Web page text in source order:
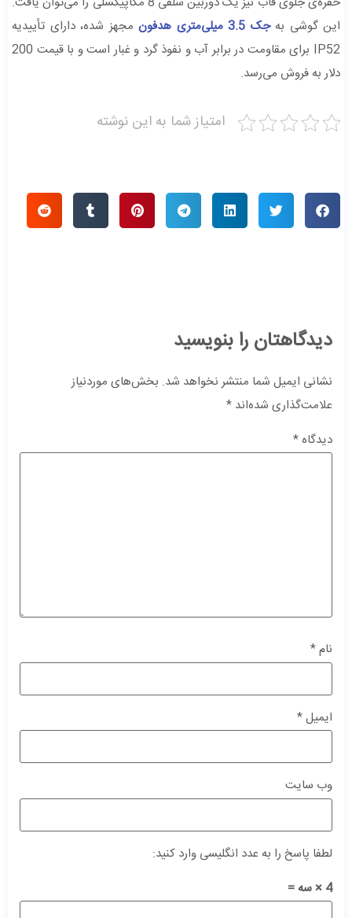
این گوشی بهجک 3.5 میلی‌متری هدفون
مجهز شده، دارای تأییدیه
IP52 برای مقاومت در برابر آب و نفوذ گرد و غبار است و با قیمت 200
دلار به فروش می‌رسد.
امتیاز شما به این نوشته
دیدگاهتان را بنویسید
نشانی ایمیل شما منتشر نخواهد شد. بخش‌های موردنیاز
علامت‌گذاری شده‌اند *
دیدگاه*
نام*
ایمیل*
وب‌ سایت
لطفا پاسخ را به عدد انگلیسی وارد کنید:
4 × سه =